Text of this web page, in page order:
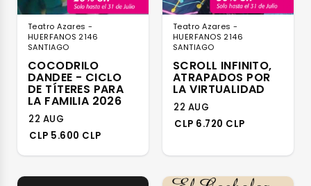
Teatro Azares -
HUERFANOS 2146
SANTIAGO
COCODRILO
DANDEE - CICLO
DE TÍTERES PARA
LA FAMILIA 2026
22 AUG
CLP 5.600 CLP
Teatro Azares -
HUERFANOS 2146
SANTIAGO
SCROLL INFINITO,
ATRAPADOS POR
LA VIRTUALIDAD
22 AUG
CLP 6.720 CLP